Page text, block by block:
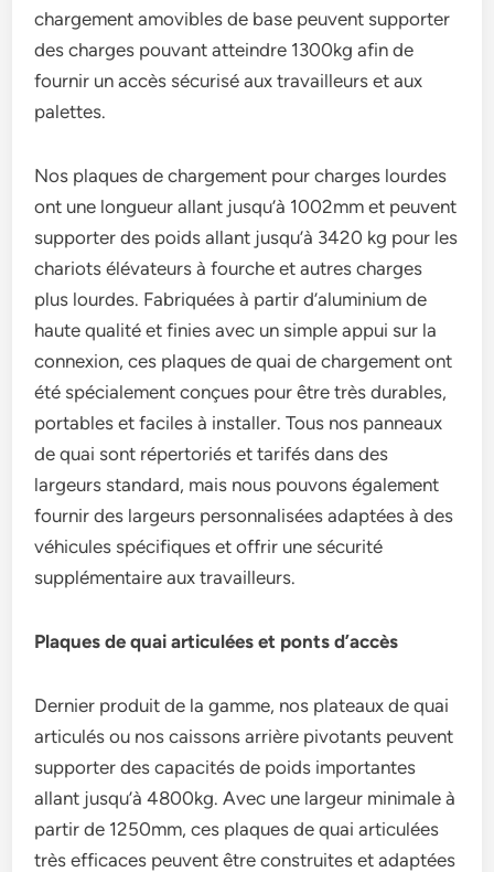
chargement amovibles de base peuvent supporter
des charges pouvant atteindre 1300kg afin de
fournir un accès sécurisé aux travailleurs et aux
palettes.
Nos plaques de chargement pour charges lourdes
ont une longueur allant jusqu’à 1002mm et peuvent
supporter des poids allant jusqu’à 3420 kg pour les
chariots élévateurs à fourche et autres charges
plus lourdes. Fabriquées à partir d’aluminium de
haute qualité et finies avec un simple appui sur la
connexion, ces plaques de quai de chargement ont
été spécialement conçues pour être très durables,
portables et faciles à installer. Tous nos panneaux
de quai sont répertoriés et tarifés dans des
largeurs standard, mais nous pouvons également
fournir des largeurs personnalisées adaptées à des
véhicules spécifiques et offrir une sécurité
supplémentaire aux travailleurs.
Plaques de quai articulées et ponts d’accès
Dernier produit de la gamme, nos plateaux de quai
articulés ou nos caissons arrière pivotants peuvent
supporter des capacités de poids importantes
allant jusqu’à 4800kg. Avec une largeur minimale à
partir de 1250mm, ces plaques de quai articulées
très efficaces peuvent être construites et adaptées